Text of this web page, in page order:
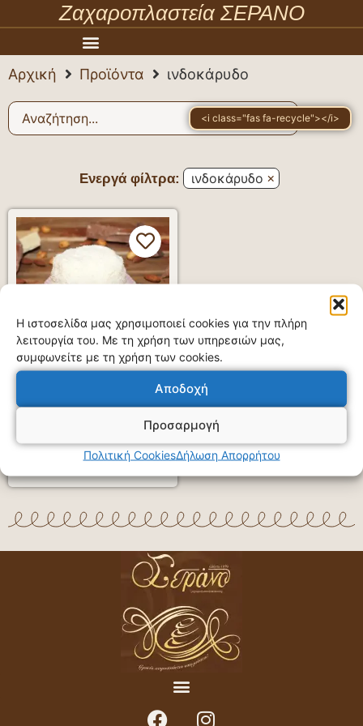
Η ιστοσελίδα μας χρησιμοποιεί cookies για την πλήρη
λειτουργία του. Με τη χρήση των υπηρεσιών μας,
συμφωνείτε με τη χρήση των cookies.
Αποδοχή
Προσαρμογή
Πολιτική CookiesΔήλωση Απορρήτου
Ζαχαροπλαστεία ΣΕΡΑΝΟ
Αρχική Προϊόντα ινδοκάρυδο
<i class="fas fa-recycle"></i>
Ενεργά φίλτρα: ινδοκάρυδο ×
2,60